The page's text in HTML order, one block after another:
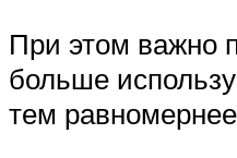
При этом важно
больше
тем